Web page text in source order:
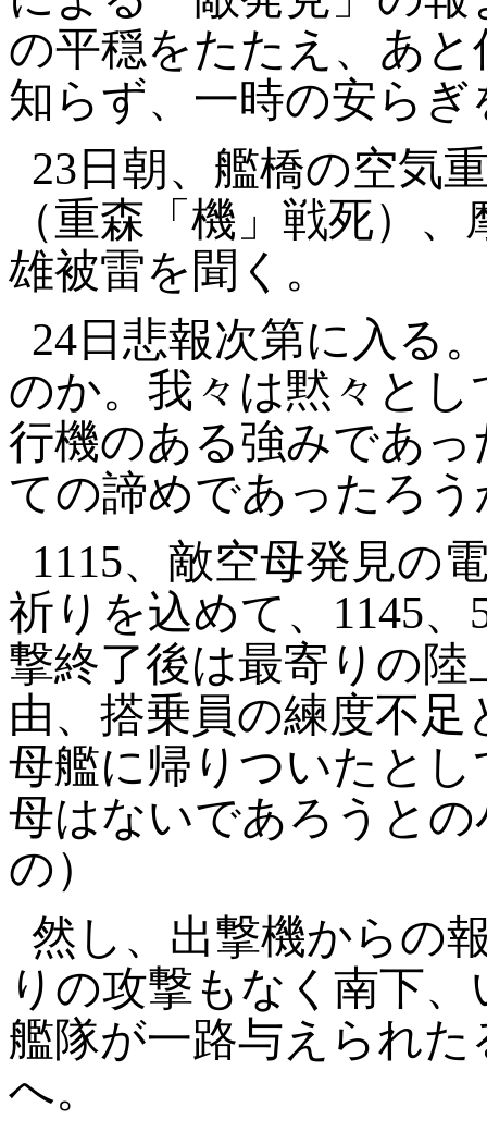
の平穏をたたえ、あ
知らず、一時の安ら
23 日朝、艦橋の空気
（重森「機」戦死）
雄被雷を聞く。
24日悲報次第に入る
のか。我々は黙々と
行機のある強みであ
ての諦めであったろう
1115、敵空母発見の
祈りを込めて、 1145、
撃終了後は最寄りの
由、搭乗員の練度不
母艦に帰りついたと
母はないであろうと
の）
然し、出撃機からの
りの攻撃もなく南下
艦隊が一路与えられ
へ。